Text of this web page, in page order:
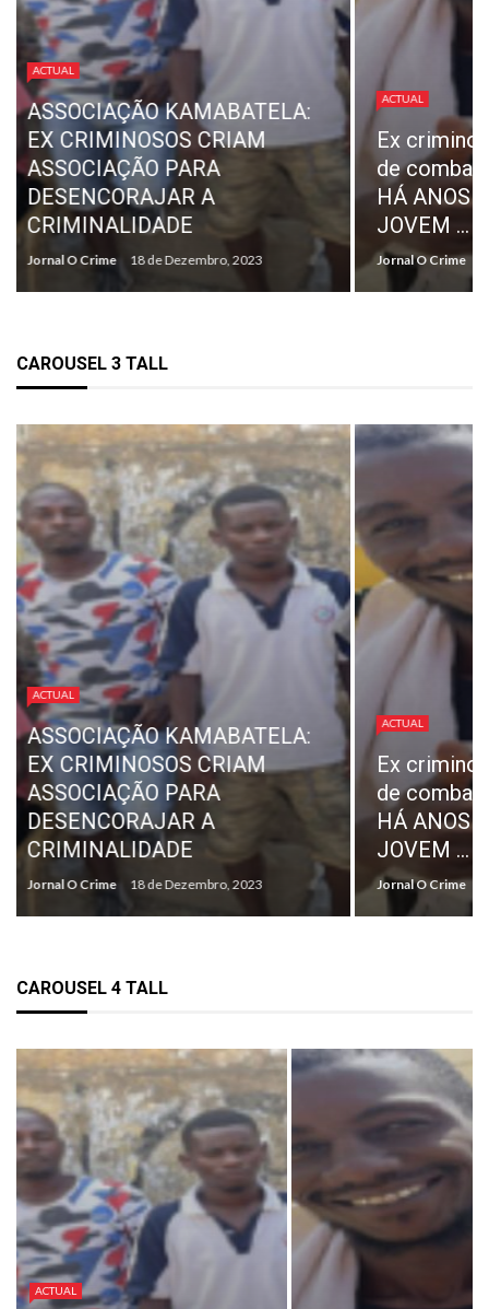
ACTUAL
Ex criminoso cria associação
de combate à criminalidade:
HÁ ANOS FORA DO CRIME,
JOVEM ...
Jornal O Crime 18 de Dezembro, 2023 Jornal O Crime
CAROUSEL 3 TALL
ACTUAL
Ex criminoso cria associação
de combate à criminalidade:
HÁ ANOS FORA DO CRIME,
JOVEM ...
Jornal O Crime 18 de Dezembro, 2023 Jornal O Crime
CAROUSEL 4 TALL